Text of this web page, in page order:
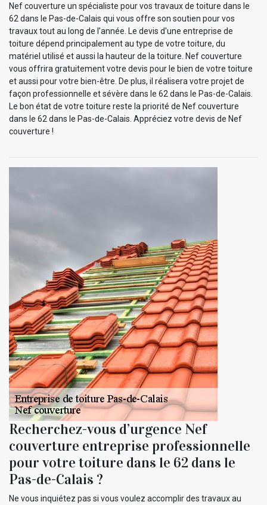
Nef couverture un spécialiste pour vos travaux de toiture dans le
62 dans le Pas-de-Calais qui vous offre son soutien pour vos
travaux tout au long de l’année. Le devis d'une entreprise de
toiture dépend principalement au type de votre toiture, du
matériel utilisé et aussi la hauteur de la toiture. Nef couverture
vous offrira gratuitement votre devis pour le bien de votre toiture
et aussi pour votre bien-être. De plus, il réalisera votre projet de
façon professionnelle et sévère dans le 62 dans le Pas-de-Calais.
Le bon état de votre toiture reste la priorité de Nef couverture
dans le 62 dans le Pas-de-Calais. Appréciez votre devis de Nef
couverture !
Recherchez-vous d’urgence Nef
couverture entreprise professionnelle
pour votre toiture dans le 62 dans le
Pas-de-Calais ?
Ne vous inquiétez pas si vous voulez accomplir des travaux au